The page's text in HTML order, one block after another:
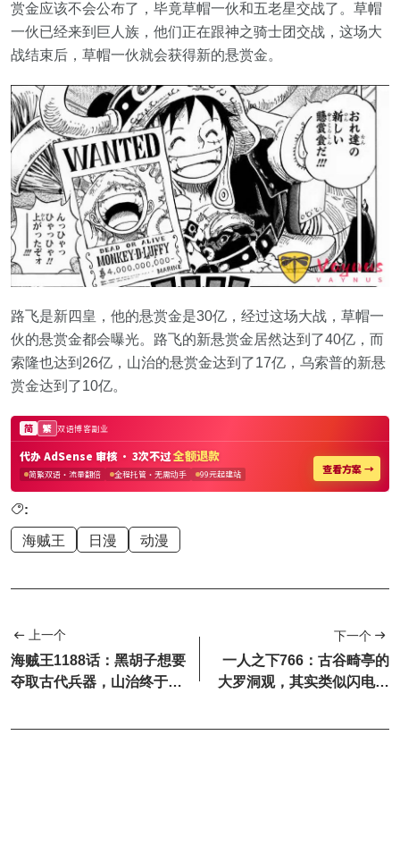
赏金应该不会公布了，毕竟草帽一伙和五老星交战了。草帽
一伙已经来到巨人族，他们正在跟神之骑士团交战，这场大
战结束后，草帽一伙就会获得新的悬赏金。
路飞是新四皇，他的悬赏金是30亿，经过这场大战，草帽一
伙的悬赏金都会曝光。路飞的新悬赏金居然达到了40亿，而
索隆也达到26亿，山治的悬赏金达到了17亿，乌索普的新悬
赏金达到了10亿。
:
海贼王 日漫 动漫
上一个
海贼王1188话：黑胡子想要
夺取古代兵器，山治终于觉
下一个
一人之下766：古谷畸亭的
大罗洞观，其实类似闪电侠